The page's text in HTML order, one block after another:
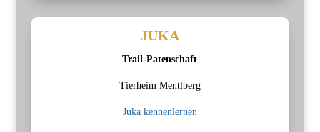
JUKA
Trail-Patenschaft
Tierheim Mentlberg
Juka kennenlernen